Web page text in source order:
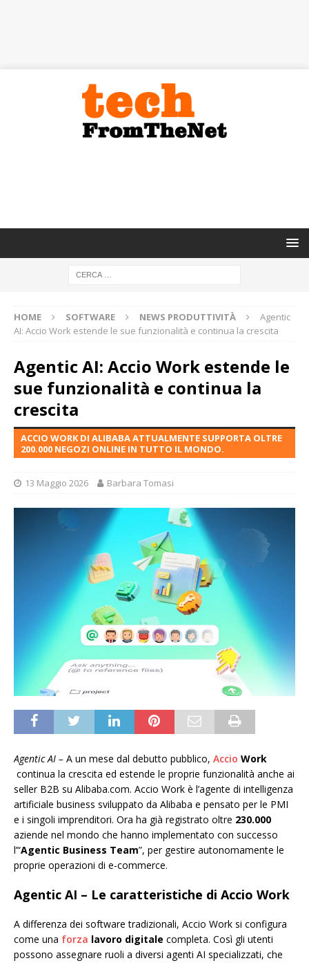
HOME SOFTWARE NEWS PRODUTTIVITÀ
Agentic
AI: Accio Work estende le sue funzionalità e continua la crescita
Agentic AI: Accio Work estende le
sue funzionalità e continua la
crescita
ACCIO WORK DI ALIBABA ATTUALMENTE SUPPORTA OLTRE
200.000 NEGOZI ONLINE IN TUTTO IL MONDO.
13 Maggio 2026 Barbara Tomasi
Agentic AI – A un mese dal debutto pubblico, Accio Work
continua la crescita ed estende le proprie funzionalità anche ai
seller B2B su Alibaba.com. Accio Work è l’agente di intelligenza
artificiale business sviluppato da Alibaba e pensato per le PMI
e i singoli imprenditori. Ora ha già registrato oltre 230.000
aziende nel mondo che hanno implementato con successo
l’“Agentic Business Team”, per gestire autonomamente le
proprie operazioni di e-commerce.
Agentic AI – Le caratteristiche di Accio Work
A differenza dei software tradizionali, Accio Work si configura
come una forza lavoro digitale completa. Così gli utenti
possono assegnare ruoli a diversi agenti AI specializzati, che